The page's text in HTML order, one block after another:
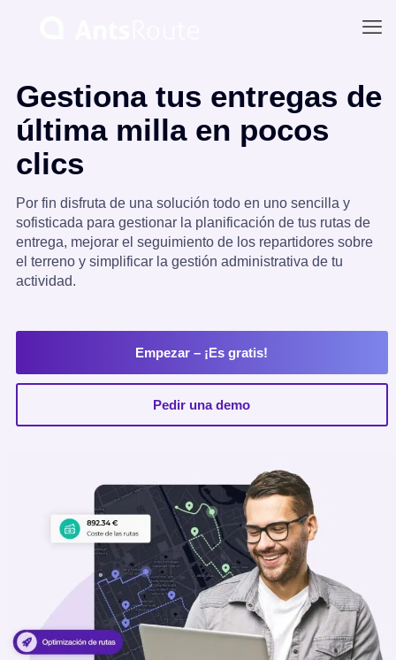
Gestiona tus entregas de
última milla en pocos
clics
Por fin disfruta de una solución todo en uno sencilla y
sofisticada para gestionar la planificación de tus rutas de
entrega, mejorar el seguimiento de los repartidores sobre
el terreno y simplificar la gestión administrativa de tu
actividad.
Empezar – ¡Es gratis!
Pedir una demo